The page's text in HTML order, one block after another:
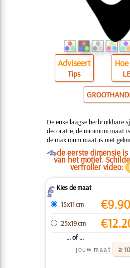
Adviseert
Tips
De enkellaagse herbruikbare
decoratie, de minimum maat
de maximum maat is niet
Ode eerste dimensie
van het motief.
verfroller video:
ZKies de maat
15x11 cm
€9.90
25x19 cm €
... of ...
jouw maat